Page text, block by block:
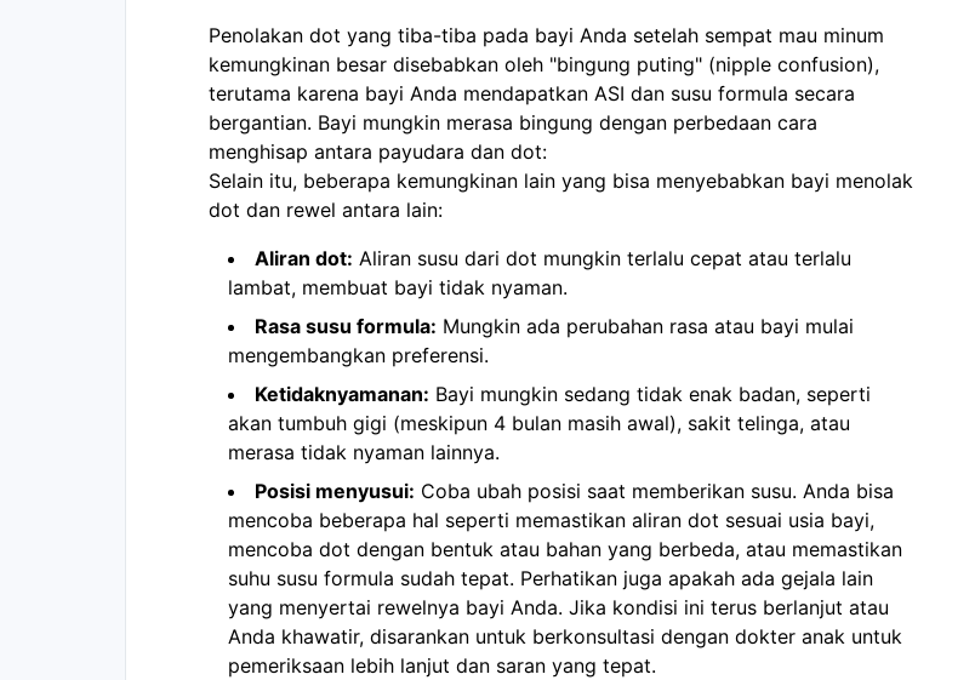
Penolakan dot yang tiba-tiba pada bayi Anda setelah sempat mau minum
kemungkinan besar disebabkan oleh "bingung puting" (nipple confusion),
terutama karena bayi Anda mendapatkan ASI dan susu formula secara
bergantian. Bayi mungkin merasa bingung dengan perbedaan cara
menghisap antara payudara dan dot:
Selain itu, beberapa kemungkinan lain yang bisa menyebabkan bayi menolak
dot dan rewel antara lain:
Aliran dot: Aliran susu dari dot mungkin terlalu cepat atau terlalu
lambat, membuat bayi tidak nyaman.
Rasa susu formula: Mungkin ada perubahan rasa atau bayi mulai
mengembangkan preferensi.
Ketidaknyamanan: Bayi mungkin sedang tidak enak badan, seperti
akan tumbuh gigi (meskipun 4 bulan masih awal), sakit telinga, atau
merasa tidak nyaman lainnya.
Posisi menyusui: Coba ubah posisi saat memberikan susu. Anda bisa
mencoba beberapa hal seperti memastikan aliran dot sesuai usia bayi,
mencoba dot dengan bentuk atau bahan yang berbeda, atau memastikan
suhu susu formula sudah tepat. Perhatikan juga apakah ada gejala lain
yang menyertai rewelnya bayi Anda. Jika kondisi ini terus berlanjut atau
Anda khawatir, disarankan untuk berkonsultasi dengan dokter anak untuk
pemeriksaan lebih lanjut dan saran yang tepat.